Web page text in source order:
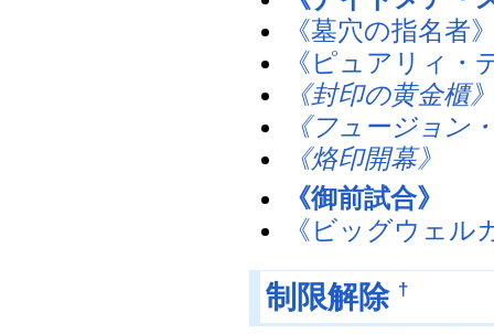
《墓穴の指名者
《ピュアリィ・
《封印の黄金櫃
《フュージョン
《烙印開幕》
《御前試合》
《ビッグウェ
制限解除 †